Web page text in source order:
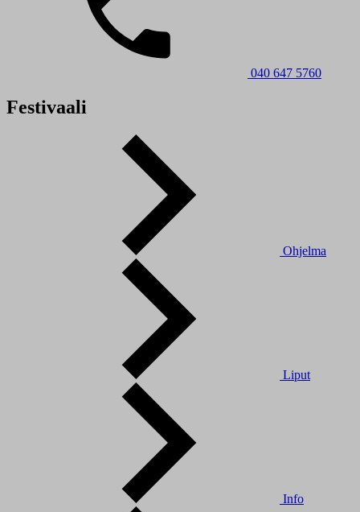
040 647 5760
Festivaali
Ohjelma
Liput
Info